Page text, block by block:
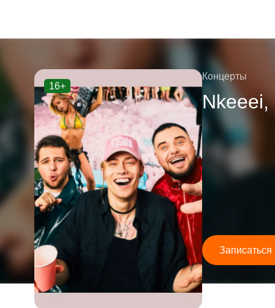
16+
Концерты
Nkeeei,
Записаться